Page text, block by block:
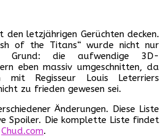
den letzjährigen Gerüchten decken.
of the Titans“ wurde nicht nur
Grund: die aufwendige 3D-
eben massiv umgeschnitten, da
mit Regisseur Louis Leterriers
zu frieden gewesen sei.
Änderungen. Diese Liste
Spoiler. Die komplette Liste findet
Chud.com.